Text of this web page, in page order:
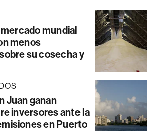
mundial
menos
su cosecha y
Juan ganan
inversores ante la
en Puerto